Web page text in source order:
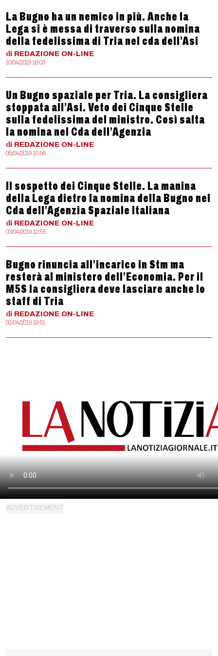
La Bugno ha un nemico in più. Anche la
Lega si è messa di traverso sulla nomina
della fedelissima di Tria nel cda dell’Asi
di REDAZIONE ON-LINE
10/04/2019 18:03
Un Bugno spaziale per Tria. La consigliera
stoppata all’Asi. Veto dei Cinque Stelle
sulla fedelissima del ministro. Così salta
la nomina nel Cda dell’Agenzia
di REDAZIONE ON-LINE
05/04/2019 10:56
Il sospetto dei Cinque Stelle. La manina
della Lega dietro la nomina della Bugno nel
Cda dell’Agenzia Spaziale Italiana
di REDAZIONE ON-LINE
03/04/2019 12:55
Bugno rinuncia all’incarico in Stm ma
resterà al ministero dell’Economia. Per il
M5S la consigliera deve lasciare anche lo
staff di Tria
di REDAZIONE ON-LINE
02/04/2019 19:51